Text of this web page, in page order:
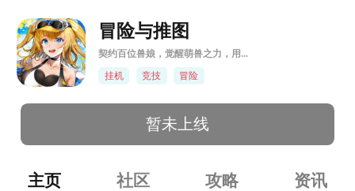
冒险与推图
契约百位兽娘，觉醒萌兽之力，用...
挂机
竞技 冒险
暂未上线
主页 社区 攻略 资讯